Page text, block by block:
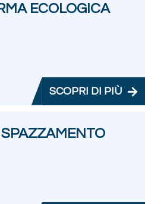
ECOLOGICA
SCOPRI DI PIÙ
SPAZZAMENTO